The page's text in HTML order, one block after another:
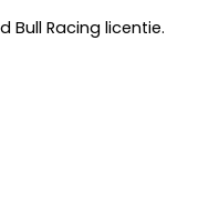
Bull Racing licentie.